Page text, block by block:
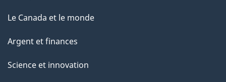
Le Canada et le monde
Argent et finances
Science et innovation